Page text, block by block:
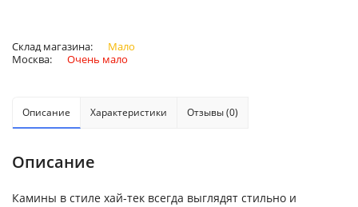
Склад магазина:
Мало
Москва:
Очень мало
Описание Характеристики Отзывы (0)
Описание
Камины в стиле хай-тек всегда выглядят стильно и